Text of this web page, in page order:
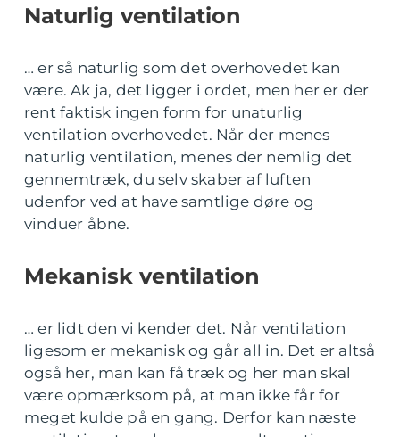
Naturlig ventilation
… er så naturlig som det overhovedet kan
være. Ak ja, det ligger i ordet, men her er der
rent faktisk ingen form for unaturlig
ventilation overhovedet. Når der menes
naturlig ventilation, menes der nemlig det
gennemtræk, du selv skaber af luften
udenfor ved at have samtlige døre og
vinduer åbne.
Mekanisk ventilation
… er lidt den vi kender det. Når ventilation
ligesom er mekanisk og går all in. Det er altså
også her, man kan få træk og her man skal
være opmærksom på, at man ikke får for
meget kulde på en gang. Derfor kan næste